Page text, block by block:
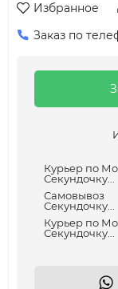
Избранное
Заказ по
Курьер по
Секундочку...
Самовывоз
Секундочку...
Курьер по
Секундочку...